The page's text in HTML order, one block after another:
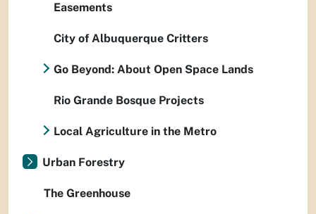
Easements
City of Albuquerque Critters
Go Beyond: About Open Space Lands
Rio Grande Bosque Projects
Local Agriculture in the Metro
Urban Forestry
The Greenhouse